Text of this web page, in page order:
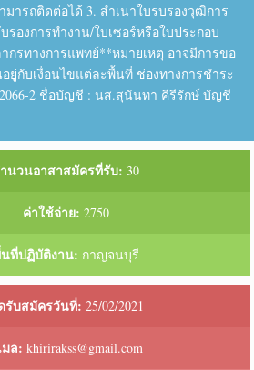
มารถ​ติดต่อได้ 3. สำเนาใบ​รบรองวุฒิการ
รอง​การทำงาน/ใบเซอร์​หรือใบประกอบ
ร​ทาง​การแพทย์​ **หมายเหตุ อาจมีการขอ
อยู่กับเงื่อนไขแต่ละพื้นที่ ช่องทาง​การ​ชำระ
2 ชื่อบัญชี : นส.สุนันทา คีรีรักษ์ บัญชี
นวนอาสาสมัครที่รับ: 30
ค่าใช้จ่าย: 2750
ที่ปฏิบัติงาน: กาญจนบุรี
รับสมัครวันที่: 25/02/2021
มล: khirirakss@gmail.com